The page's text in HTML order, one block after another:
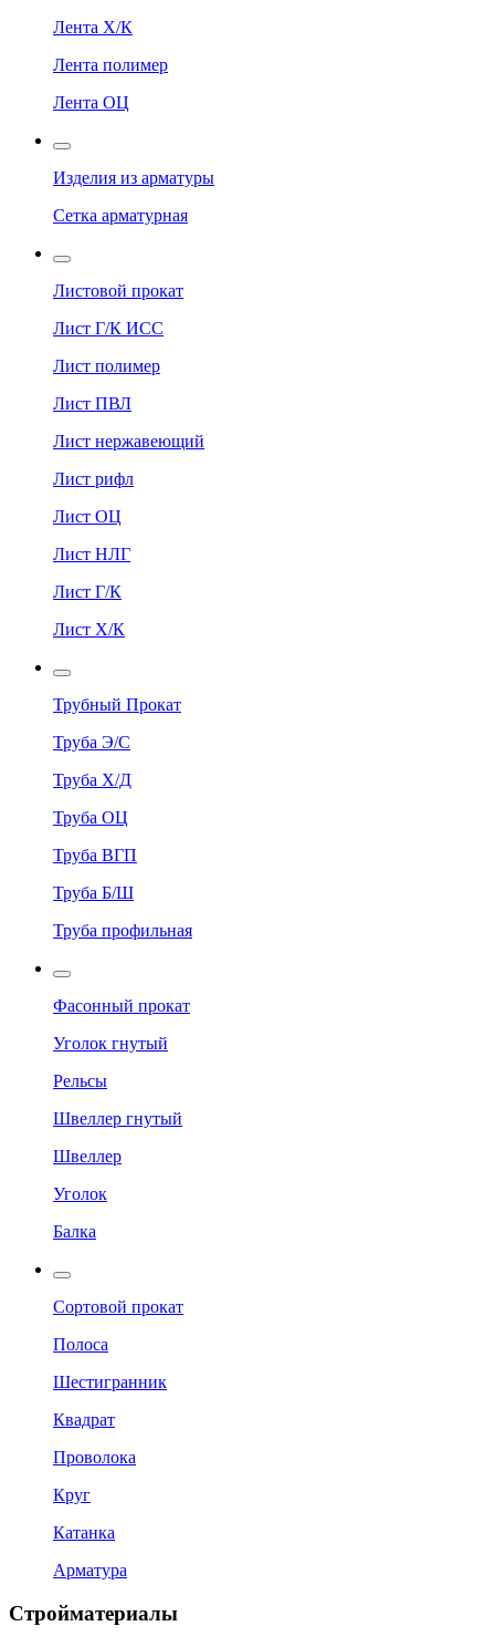
Лента Х/К
Лента полимер
Лента ОЦ
Изделия из арматуры
Сетка арматурная
Листовой прокат
Лист Г/К ИСС
Лист полимер
Лист ПВЛ
Лист нержавеющий
Лист рифл
Лист ОЦ
Лист НЛГ
Лист Г/К
Лист Х/К
Трубный Прокат
Труба Э/С
Труба Х/Д
Труба ОЦ
Труба ВГП
Труба Б/Ш
Труба профильная
Фасонный прокат
Уголок гнутый
Рельсы
Швеллер гнутый
Швеллер
Уголок
Балка
Сортовой прокат
Полоса
Шестигранник
Квадрат
Проволока
Круг
Катанка
Арматура
Стройматериалы